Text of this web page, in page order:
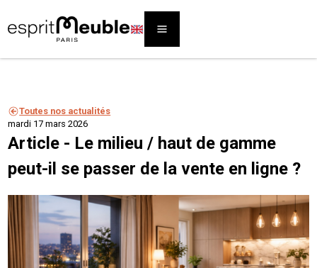
Toutes nos actualités
mardi 17 mars 2026
Article - Le milieu / haut de gamme
peut-il se passer de la vente en ligne ?